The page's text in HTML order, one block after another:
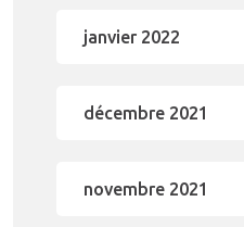
janvier 2022
décembre 2021
novembre 2021